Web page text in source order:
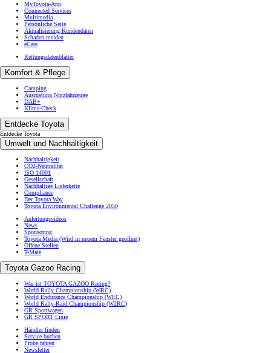
MyToyota-App
Connected Services
Multimedia
Persönliche Seite
Aktualisierung Kundendaten
Schaden melden
eCare
Rettungsdatenblätter
Komfort & Pflege
Camping
Ausrüstung Nutzfahrzeuge
DAB+
Klima-Check
Entdecke Toyota
Entdecke Toyota
Umwelt und Nachhaltigkeit
Nachhaltigkeit
CO2-Neutralität
ISO 14001
Gesellschaft
Nachhaltige Lieferkette
Compliance
Der Toyota Way
Toyota Environmental Challenge 2050
Anleitungsvideos
News
Sponsoring
Toyota Media(Wird in neuem Fenster geöffnet)
Offene Stellen
T-Mate
Toyota Gazoo Racing
Was ist TOYOTA GAZOO Racing?
World Rally Championship (WRC)
World Endurance Championship (WEC)
World Rally-Raid Championship (W2RC)
GR Sportwagen
GR SPORT Linie
Händler finden
Service buchen
Probe fahren
Newsletter